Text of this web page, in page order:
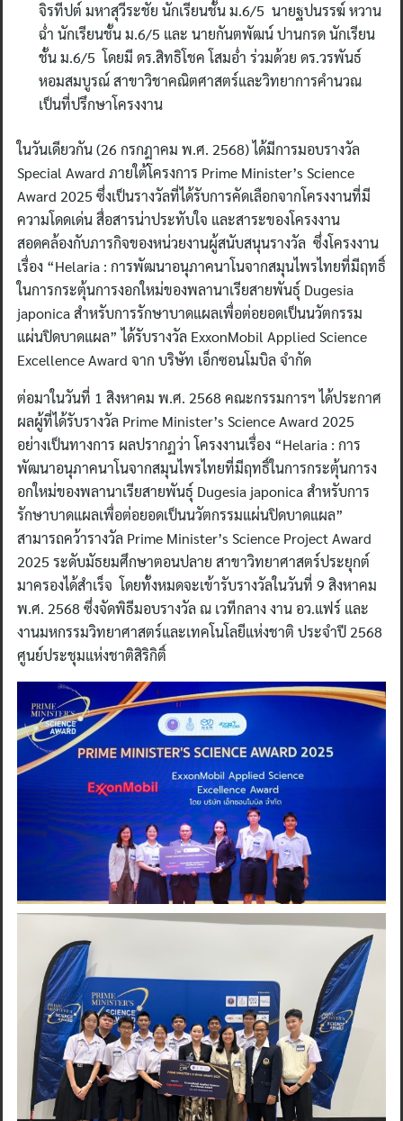
จิรทีปต์ มหาสุวีระชัย นักเรียนชั้น ม.6/5 นายฐปนรรฆ์ หวาน
ฉ่ำ นักเรียนชั้น ม.6/5 และ นายกันตพัฒน์ ปานกรด นักเรียน
ชั้น ม.6/5 โดยมี ดร.สิทธิโชค โสมอ่ำ ร่วมด้วย ดร.วรพันธ์
หอมสมบูรณ์ สาขาวิชาคณิตศาสตร์และวิทยาการคำนวณ
เป็นที่ปรึกษาโครงงาน
ในวันเดียวกัน (26 กรกฎาคม พ.ศ. 2568) ได้มีการมอบรางวัล
Special Award ภายใต้โครงการ Prime Minister’s Science
Award 2025 ซึ่งเป็นรางวัลที่ได้รับการคัดเลือกจากโครงงานที่มี
ความโดดเด่น สื่อสารน่าประทับใจ และสาระของโครงงาน
สอดคล้องกับภารกิจของหน่วยงานผู้สนับสนุนรางวัล ซึ่งโครงงาน
เรื่อง “Helaria : การพัฒนาอนุภาคนาโนจากสมุนไพรไทยที่มีฤทธิ์
ในการกระตุ้นการงอกใหม่ของพลานาเรียสายพันธุ์ Dugesia
japonica สําหรับการรักษาบาดแผลเพื่อต่อยอดเป็นนวัตกรรม
แผ่นปิดบาดแผล” ได้รับรางวัล ExxonMobil Applied Science
Excellence Award จาก บริษัท เอ็กซอนโมบิล จำกัด
ต่อมาในวันที่ 1 สิงหาคม พ.ศ. 2568 คณะกรรมการฯ ได้ประกาศ
ผลผู้ที่ได้รับรางวัล Prime Minister’s Science Award 2025
อย่างเป็นทางการ ผลปรากฏว่า โครงงานเรื่อง “Helaria : การ
พัฒนาอนุภาคนาโนจากสมุนไพรไทยที่มีฤทธิ์ในการกระตุ้นการง
อกใหม่ของพลานาเรียสายพันธุ์ Dugesia japonica สําหรับการ
รักษาบาดแผลเพื่อต่อยอดเป็นนวัตกรรมแผ่นปิดบาดแผล”
สามารถคว้ารางวัล Prime Minister’s Science Project Award
2025 ระดับมัธยมศึกษาตอนปลาย สาขาวิทยาศาสตร์ประยุกต์
มาครองได้สำเร็จ โดยทั้งหมดจะเข้ารับรางวัลในวันที่ 9 สิงหาคม
พ.ศ. 2568 ซึ่งจัดพิธีมอบรางวัล ณ เวทีกลาง งาน อว.แฟร์ และ
งานมหกรรมวิทยาศาสตร์และเทคโนโลยีแห่งชาติ ประจำปี 2568
ศูนย์ประชุมแห่งชาติสิริกิติ์